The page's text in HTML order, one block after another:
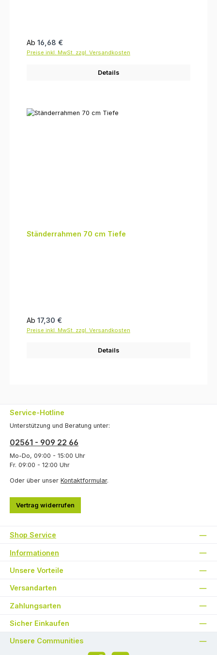
Regulärer Preis:
Ab 16,68 €
Preise inkl. MwSt. zzgl. Versandkosten
Details
Ständerrahmen 70 cm Tiefe
Regulärer Preis:
Ab 17,30 €
Preise inkl. MwSt. zzgl. Versandkosten
Details
Service-Hotline
Unterstützung und Beratung unter:
02561 - 909 22 66
Mo-Do, 09:00 - 15:00 Uhr
Fr. 09:00 - 12:00 Uhr
Oder über unser Kontaktformular.
Vertrag widerrufen
Shop Service
Informationen
Unsere Vorteile
Versandarten
Zahlungsarten
Sicher Einkaufen
Unsere Communities